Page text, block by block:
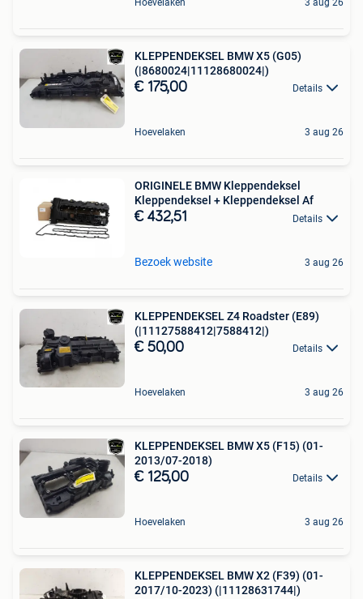
Hoevelaken 3 aug 26
KLEPPENDEKSEL BMW X5 (G05)
(|8680024|11128680024|)
€ 175,00 Details
Hoevelaken 3 aug 26
ORIGINELE BMW Kleppendeksel
Kleppendeksel + Kleppendeksel Af
€ 432,51 Details
Bezoek website 3 aug 26
KLEPPENDEKSEL Z4 Roadster (E89)
(|11127588412|7588412|)
€ 50,00 Details
Hoevelaken 3 aug 26
KLEPPENDEKSEL BMW X5 (F15) (01-
2013/07-2018)
€ 125,00 Details
Hoevelaken 3 aug 26
KLEPPENDEKSEL BMW X2 (F39) (01-
2017/10-2023) (|11128631744|)